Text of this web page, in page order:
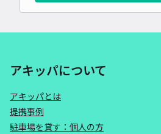
アキッパについて
アキッパとは
提携事例
駐車場を貸す：個人の方